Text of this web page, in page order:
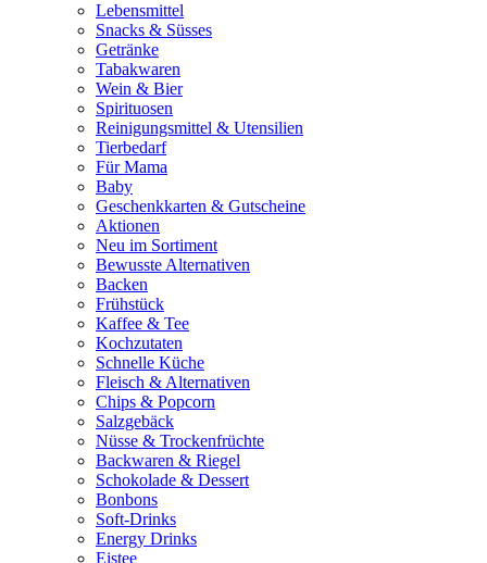
Lebensmittel
Snacks & Süsses
Getränke
Tabakwaren
Wein & Bier
Spirituosen
Reinigungsmittel & Utensilien
Tierbedarf
Für Mama
Baby
Geschenkkarten & Gutscheine
Aktionen
Neu im Sortiment
Bewusste Alternativen
Backen
Frühstück
Kaffee & Tee
Kochzutaten
Schnelle Küche
Fleisch & Alternativen
Chips & Popcorn
Salzgebäck
Nüsse & Trockenfrüchte
Backwaren & Riegel
Schokolade & Dessert
Bonbons
Soft-Drinks
Energy Drinks
Eistee